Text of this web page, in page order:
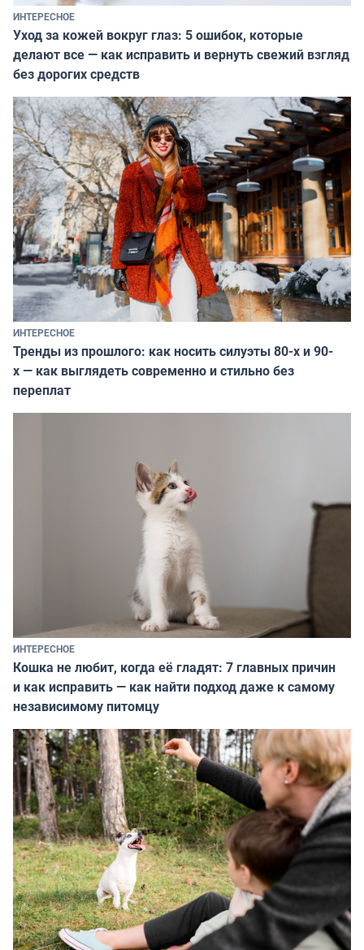
ИНТЕРЕСНОЕ
Уход за кожей вокруг глаз: 5 ошибок, которые
делают все — как исправить и вернуть свежий взгляд
без дорогих средств
ИНТЕРЕСНОЕ
Тренды из прошлого: как носить силуэты 80-х и 90-
х — как выглядеть современно и стильно без
переплат
ИНТЕРЕСНОЕ
Кошка не любит, когда её гладят: 7 главных причин
и как исправить — как найти подход даже к самому
независимому питомцу